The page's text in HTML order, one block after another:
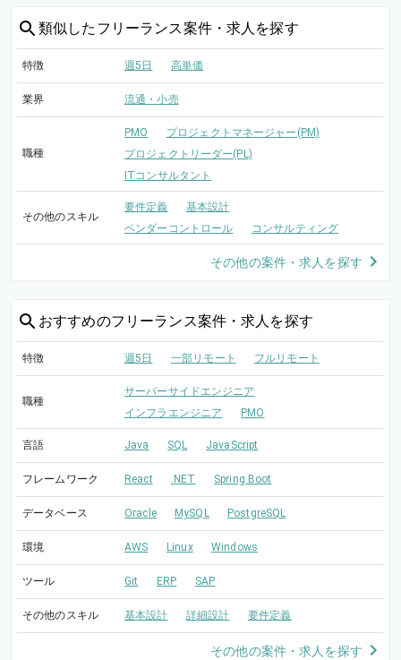
類似した フリーランス案件・求人を探す
特徴 週5日 高単価
業界 流通・小売
職種
PMO
プロジェクトマネージャー(PM)
プロジェクトリーダー(PL)
ITコンサルタント
その他のスキル
要件定義
基本設計
ベンダーコントロール
コンサルティング
その他の案件・求人を探す
おすすめのフリーランス案件・求人を探す
特徴 週5日 一部リモート フルリモート
職種
サーバーサイドエンジニア
インフラエンジニア
PMO
言語 Java SQL JavaScript
フレームワーク React .NET Spring Boot
データベース Oracle MySQL PostgreSQL
環境 AWS Linux Windows
ツール Git ERP SAP
その他のスキル 基本設計 詳細設計 要件定義
その他の案件・求人を探す